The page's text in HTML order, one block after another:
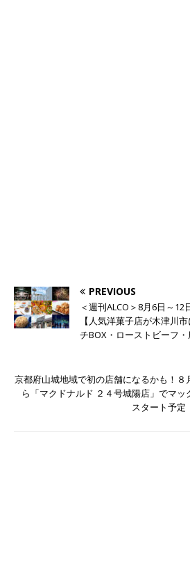
PREVIOUS
＜週刊ALCO＞8月6日～
【人気洋菓子店が木津川
チBOX・ローストビーフ
京都府山城地域で初の店舗になるかも！８
ら「マクドナルド ２４号城陽店」でマッ
スタート予定